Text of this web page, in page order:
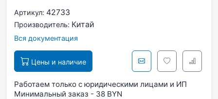
Артикул: 42733
Производитель: Китай
Вся документация
Цены и наличие
Работаем только с юридическими лицами и ИП
Минимальный заказ - 38 BYN